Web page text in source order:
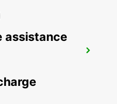
assistance